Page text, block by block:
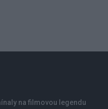
na filmovou legendu